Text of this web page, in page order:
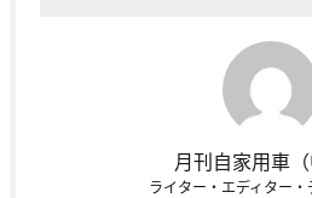
月刊自家用車（
ライター・エディター・